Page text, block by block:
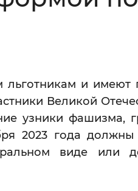
Повторить
льготникам и имеют
Великой
узники фашизма,
2023 года должны
виде или